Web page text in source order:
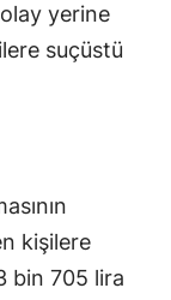
yerine
suçüstü
kişilere
bin 705 lira